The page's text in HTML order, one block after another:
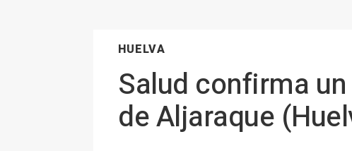
HUELVA
Salud confirma
de Aljaraque